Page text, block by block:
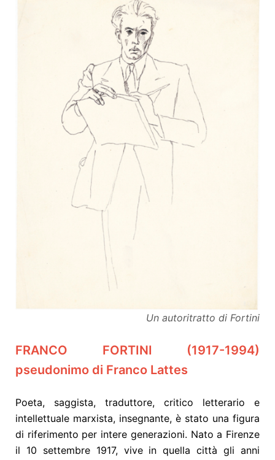
Un autoritratto di Fortini
FRANCO FORTINI (1917-1994)
pseudonimo di Franco Lattes
Poeta, saggista, traduttore, critico letterario e
intellettuale marxista, insegnante, è stato una figura
di riferimento per intere generazioni. Nato a Firenze
il 10 settembre 1917, vive in quella città gli anni